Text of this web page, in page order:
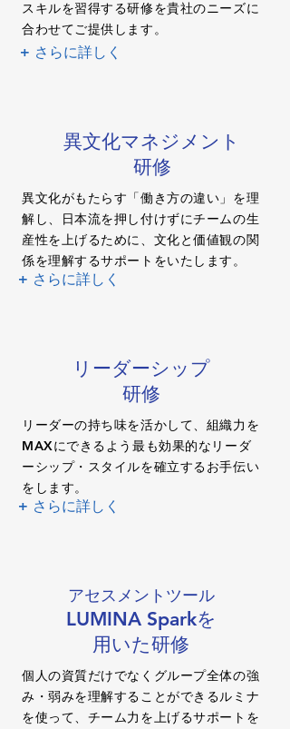
スキルを習得する研修を貴社のニーズに
合わせてご提供します。
+ さらに詳しく
異文化マネジメント
研修
異文化がもたらす「働き方の違い」を理
解し、日本流を押し付けずにチームの生
産性を上げるために、文化と価値観の関
係を理解するサポートをいたします。
+ さらに詳しく
リーダーシップ
研修
リーダーの持ち味を活かして、組織力を
MAXにできるよう最も効果的なリーダ
ーシップ・スタイルを確立するお手伝い
をします。
+ さらに詳しく
アセスメントツール
LUMINA Sparkを
用いた研修
個人の資質だけでなくグループ全体の強
み・弱みを理解することができるルミナ
を使って、チーム力を上げるサポートを